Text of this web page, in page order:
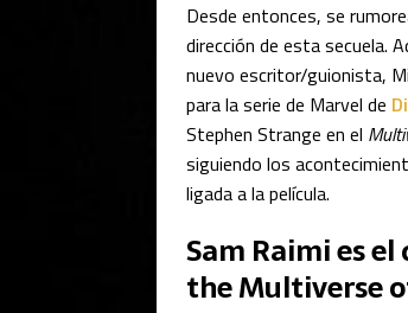
Desde entonces, se
dirección de esta secuela.
nuevo escritor/guionista,
para la serie de Marvel de
Stephen Strange en el
siguiendo los
ligada a la película.
Sam Raimi es
the Multiverse